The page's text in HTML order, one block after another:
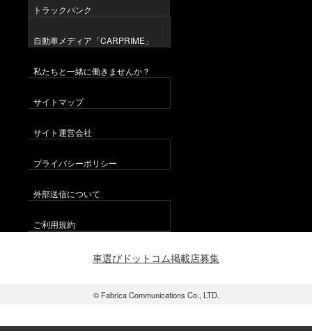
トラックバンク
自動車メディア「CARPRIME」
私たちと一緒に働きませんか？
サイトマップ
サイト運営会社
プライバシーポリシー
外部送信について
ご利用規約
車選びドットコム掲載店募集
© Fabrica Communications Co., LTD.